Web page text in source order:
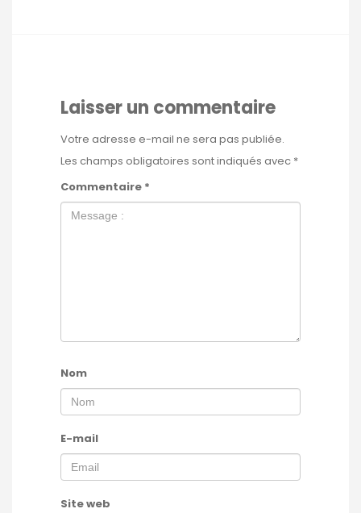
Laisser un commentaire
Votre adresse e-mail ne sera pas publiée.
Les champs obligatoires sont indiqués avec *
Commentaire *
Nom
E-mail
Site web